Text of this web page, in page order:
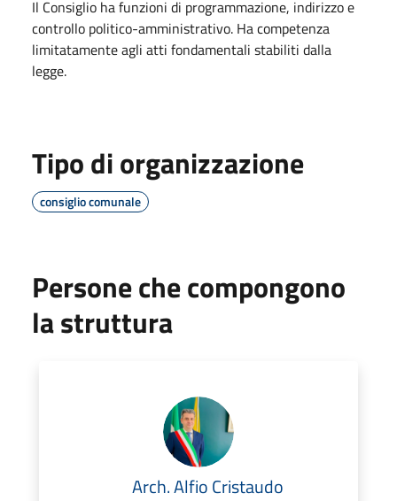
Il Consiglio ha funzioni di programmazione, indirizzo e
controllo politico-amministrativo. Ha competenza
limitatamente agli atti fondamentali stabiliti dalla
legge.
Tipo di organizzazione
consiglio comunale
Persone che compongono
la struttura
Arch. Alfio Cristaudo